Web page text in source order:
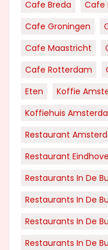
Cafe Breda Cafe
Cafe Groningen
Cafe Maastricht
Cafe Rotterdam
Eten
Koffie
Koffiehuis
Restaurant
Restaurant
Restaurants In De
Restaurants In De
Restaurants In De
Restaurants In De